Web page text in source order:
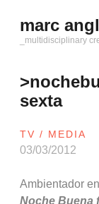
al
contenido
marc
_multidisciplinary
sexta
TV / MEDIA
03/03/2012
Ambientador
Noche Buena